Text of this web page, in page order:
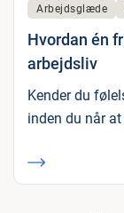
Arbejdsglæde
Hvordan én
arbejdsliv
Kender du
inden du når